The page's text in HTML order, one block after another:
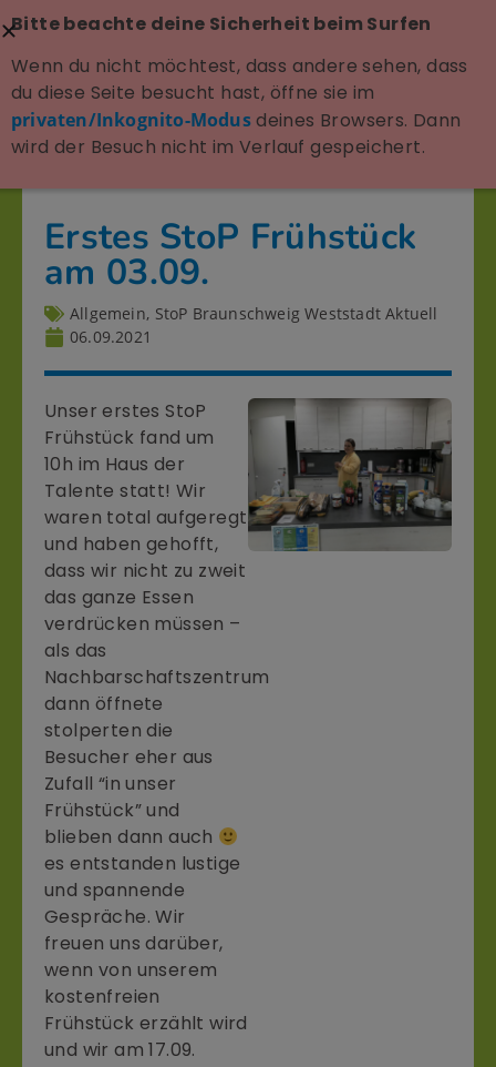
Erstes StoP Frühstück
am 03.09.
Allgemein, StoP Braunschweig Weststadt Aktuell
06.09.2021
Unser erstes StoP
Frühstück fand um
10h im Haus der
Talente statt! Wir
waren total aufgeregt
und haben gehofft,
dass wir nicht zu zweit
das ganze Essen
verdrücken müssen –
als das
Nachbarschaftszentrum
dann öffnete
stolperten die
Besucher eher aus
Zufall “in unser
Frühstück” und
blieben dann auch
es entstanden lustige
und spannende
Gespräche. Wir
freuen uns darüber,
wenn von unserem
kostenfreien
Frühstück erzählt wird
und wir am 17.09.
Bitte beachte deine Sicherheit beim Surfen
Wenn du nicht möchtest, dass andere sehen, dass
du diese Seite besucht hast, öffne sie im
privaten/Inkognito-Modusdeines Browsers. Dann
wird der Besuch nicht im Verlauf gespeichert.